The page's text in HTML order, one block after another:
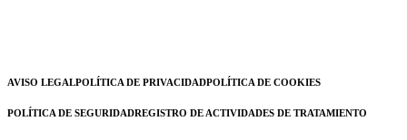
AVISO LEGALPOLÍTICA DE PRIVACIDADPOLÍTICA DE COOKIES
POLÍTICA DE SEGURIDADREGISTRO DE ACTIVIDADES DE TRATAMIENTO